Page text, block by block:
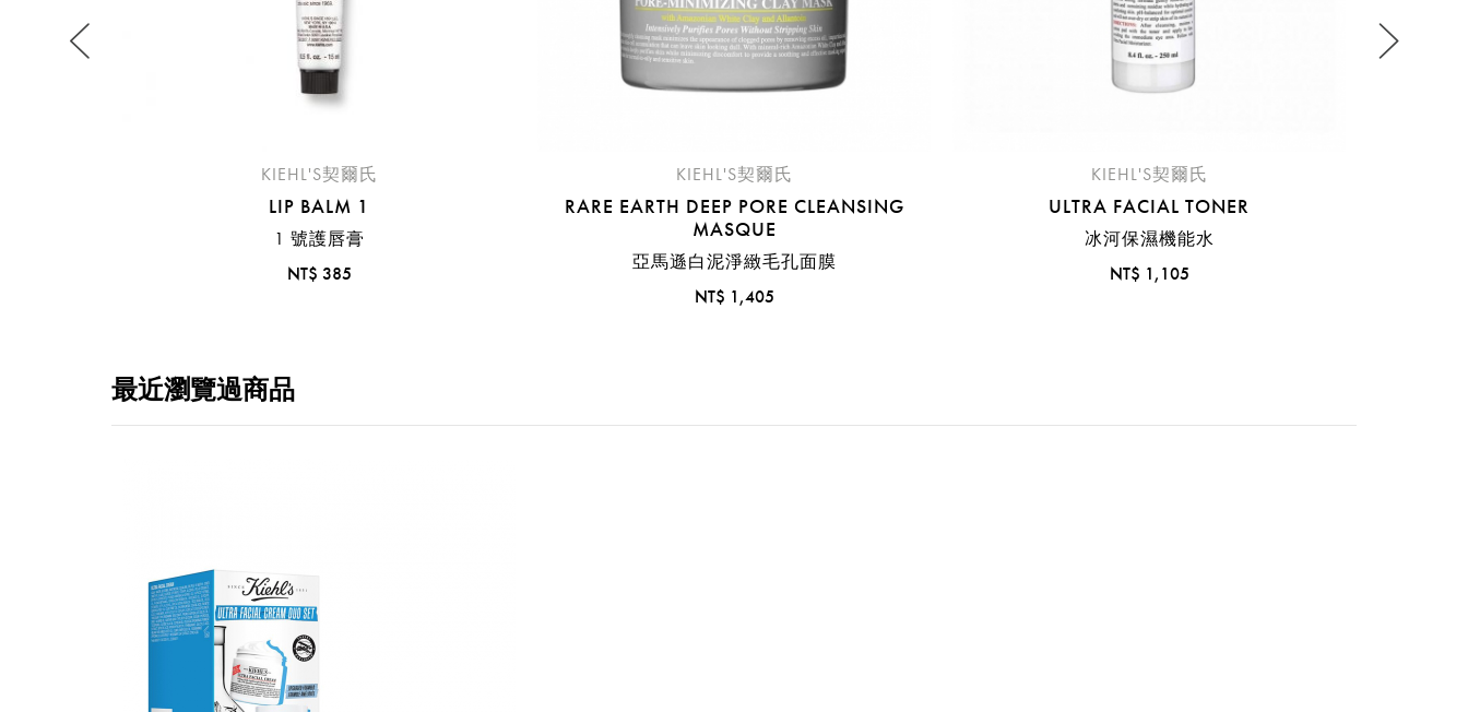
不同機場的下單時間皆不相同，細節或訂購流程指引，請瀏覽
KIEHL'S契爾氏
LIP BALM 1
1 號護唇膏
NT$ 385
KIEHL'S契爾氏
RARE EARTH DEEP PORE CLEANSING
MASQUE
亞馬遜白泥淨緻毛孔面膜
NT$ 1,405
KIEHL'S契爾氏
ULTRA FACIAL TONER
冰河保濕機能水
NT$ 1,105
最近瀏覽過商品